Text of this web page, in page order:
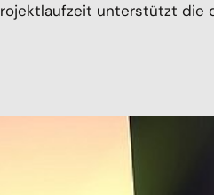
unterstützt die